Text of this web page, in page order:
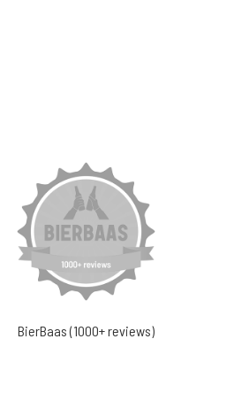
BierBaas (1000+ reviews)